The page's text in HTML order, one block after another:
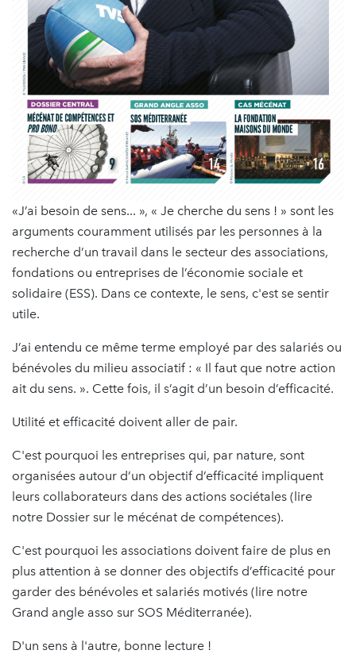
«J’ai besoin de sens... », « Je cherche du sens ! » sont les
arguments couramment utilisés par les personnes à la
recherche d’un travail dans le secteur des associations,
fondations ou entreprises de l’économie sociale et
solidaire (ESS). Dans ce contexte, le sens, c'est se sentir
utile.
J’ai entendu ce même terme employé par des salariés ou
bénévoles du milieu associatif : « Il faut que notre action
ait du sens. ». Cette fois, il s’agit d’un besoin d’efficacité.
Utilité et efficacité doivent aller de pair.
C'est pourquoi les entreprises qui, par nature, sont
organisées autour d’un objectif d’efficacité impliquent
leurs collaborateurs dans des actions sociétales (lire
notre Dossier sur le mécénat de compétences).
C'est pourquoi les associations doivent faire de plus en
plus attention à se donner des objectifs d’efficacité pour
garder des bénévoles et salariés motivés (lire notre
Grand angle asso sur SOS Méditerranée).
D'un sens à l'autre, bonne lecture !